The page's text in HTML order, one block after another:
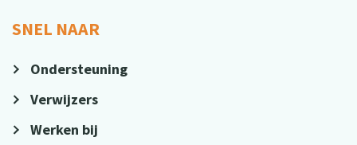
SNEL NAAR
Ondersteuning
Verwijzers
Werken bij